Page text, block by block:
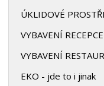
ÚKLIDOVÉ
VYBAVENÍ RECEPCE
VYBAVENÍ
EKO - jde to i jinak